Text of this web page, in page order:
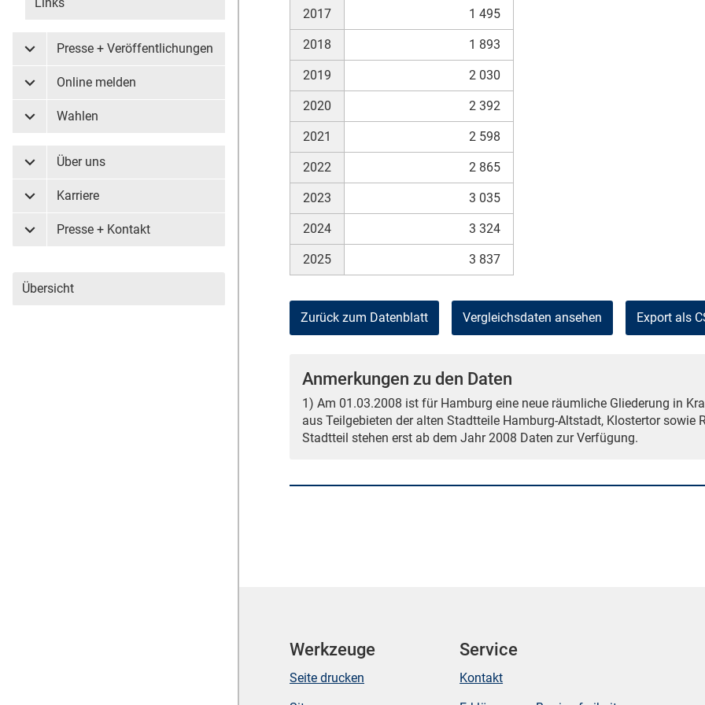
Untermenü Presse + Veröffentlichungen
Presse + Veröffentlichungen
Untermenü Online melden
Online melden
Untermenü Wahlen
Wahlen
Untermenü Über uns
Über uns
Untermenü Karriere
Karriere
Untermenü Presse + Kontakt
Presse + Kontakt
Übersicht
2017 1 495
2018 1 893
2019 2 030
2020 2 392
2021 2 598
2022 2 865
2023 3 035
2024 3 324
2025 3 837
Zurück zum Datenblatt Vergleichsdaten ansehen Export als
Anmerkungen zu den Daten
1) Am 01.03.2008 ist für Hamburg eine neue räumliche Gliederung in
aus Teilgebieten der alten Stadtteile Hamburg-Altstadt, Klostertor sowie
Stadtteil stehen erst ab dem Jahr 2008 Daten zur Verfügung.
Werkzeuge
Seite drucken
Service
Kontakt